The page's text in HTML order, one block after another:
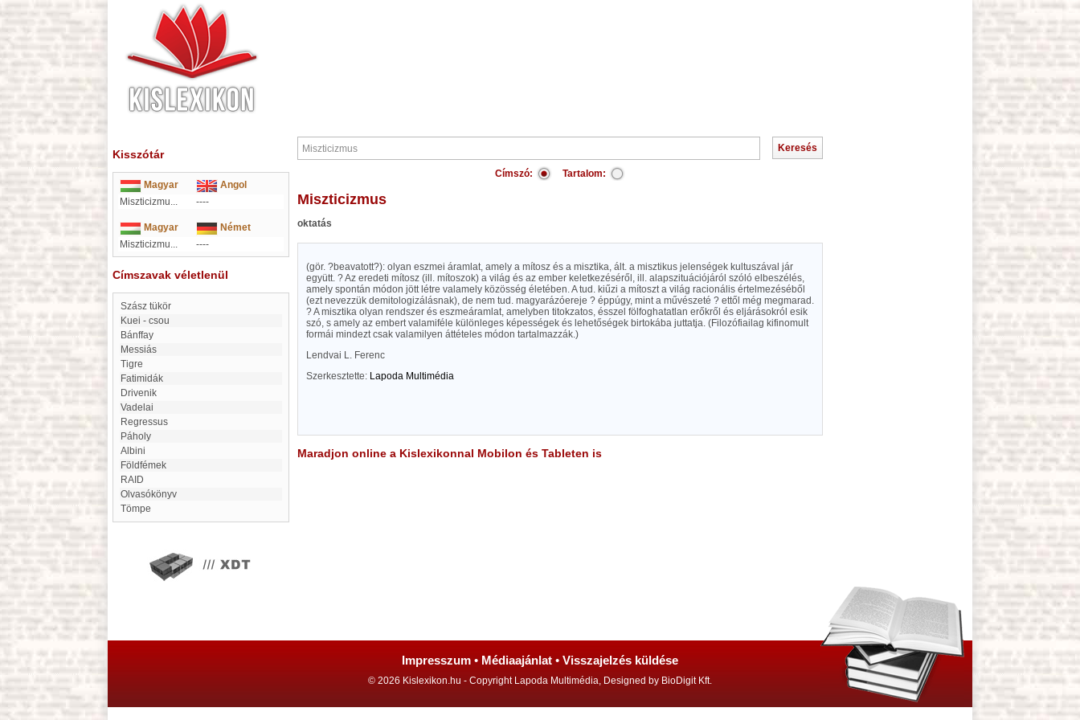
Kisszótár
Magyar
Angol
Miszticizmu...
----
Magyar
Német
Miszticizmu...
----
Címszavak véletlenül
Szász tükör
Kuei - csou
Bánffay
messiás
Tigre
Fatimidák
Drivenik
Vadelai
Regressus
Páholy
Albini
Földfémek
RAID
Olvasókönyv
Tömpe
Címszó: Tartalom:
Miszticizmus
oktatás
(gör. ?beavatott?): olyan eszmei áramlat, amely a mítosz és a misztika, ált. a misztikus jelenségek kultuszával jár
együtt. ? Az eredeti mítosz (ill. mítoszok) a világ és az ember keletkezéséről, ill. alapszituációjáról szóló elbeszélés,
amely spontán módon jött létre valamely közösség életében. A tud. kiűzi a mítoszt a világ racionális értelmezéséből
(ezt nevezzük demitologizálásnak), de nem tud. magyarázóereje ? éppúgy, mint a művészeté ? ettől még megmarad.
? A misztika olyan rendszer és eszmeáramlat, amelyben titokzatos, ésszel fölfoghatatlan erőkről és eljárásokról esik
szó, s amely az embert valamiféle különleges képességek és lehetőségek birtokába juttatja. (Filozófiailag kifinomult
formái mindezt csak valamilyen áttételes módon tartalmazzák.)
Lendvai L. Ferenc
Szerkesztette: Lapoda Multimédia
Maradjon online a Kislexikonnal Mobilon és Tableten is
Impresszum • Médiaajánlat • Visszajelzés küldése
© 2026 Kislexikon.hu - Copyright Lapoda Multimédia, Designed by BioDigit Kft.